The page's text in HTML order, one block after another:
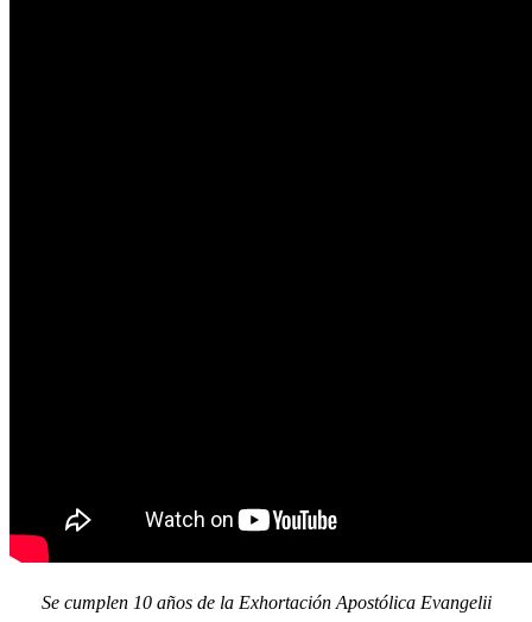
Se cumplen 10 años de la Exhortación Apostólica Evangelii